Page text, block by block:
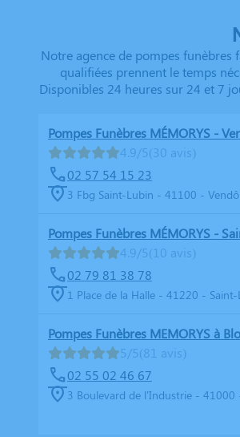
Notre agence de pompes
qualifiées prennent le temps
Disponibles 24 heures sur 24 et 7
Pompes Funèbres MÉMORYS -
4.9/5(30 avis)
02 57 54 15 23
3 Fbg Saint-Lubin - 41100 -
Pompes Funèbres MÉMORYS -
4.9/5(10 avis)
02 79 81 38 78
1 Place de la Halle - 41220 -
Pompes Funèbres MEMORYS à
5/5(81 avis)
02 55 02 46 67
3 Boulevard de l'Industrie - 41000